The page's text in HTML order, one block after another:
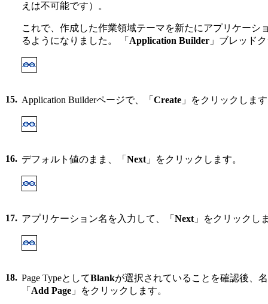
えは不可能です）。
これで、作成した作業領域テーマを新たにアプリケーシ
るようになりました。 「 Application Builder 」ブレッド
15. Application Builderページで、「 Create 」をクリックしま
16. デフォルト値のまま、「 Next 」をクリックします。
17. アプリケーション名を入力して、「 Next 」をクリックし
18. Page TypeとしてBlankが選択されていることを確認後、
「 Add Page 」をクリックします。